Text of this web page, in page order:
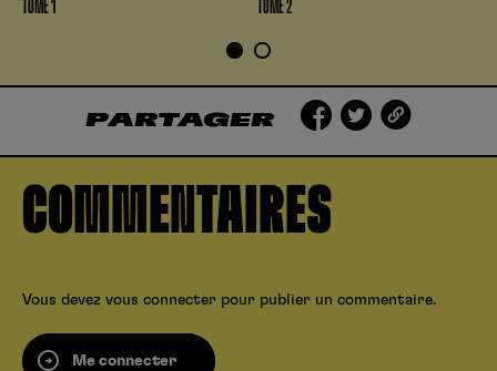
TOME 1 TOME 2
1 2
PARTAGER
COMMENTAIRES
Vous devez vous connecter pour publier un commentaire.
Me connecter